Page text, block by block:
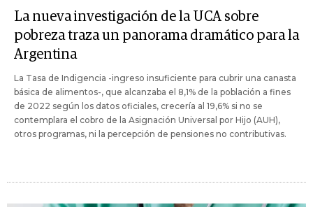
La nueva investigación de la UCA sobre
pobreza traza un panorama dramático para la
Argentina
La Tasa de Indigencia -ingreso insuficiente para cubrir una canasta
básica de alimentos-, que alcanzaba el 8,1% de la población a fines
de 2022 según los datos oficiales, crecería al 19,6% si no se
contemplara el cobro de la Asignación Universal por Hijo (AUH),
otros programas, ni la percepción de pensiones no contributivas.